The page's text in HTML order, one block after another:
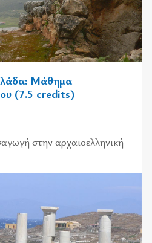
Μάθημα
(7.5 credits)
στην αρχαιοελληνική